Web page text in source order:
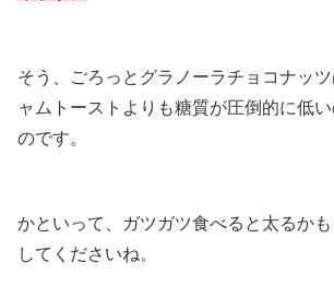
そう、ごろっとグラノーラチョコナッ
ャムトーストよりも糖質が圧倒的に低
のです。
かといって、ガツガツ食べると太るか
してくださいね。